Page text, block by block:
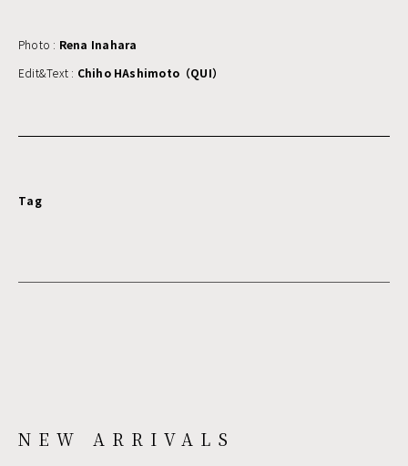
Photo : Rena Inahara
Edit&Text : Chiho HAshimoto（QUI）
Tag
NEW ARRIVALS